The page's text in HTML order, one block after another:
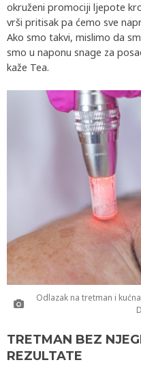
okruženi promociji ljepote
vrši pritisak pa ćemo sve
Ako smo takvi, mislimo da
smo u naponu snage za
kaže Tea.
Odlazak na tretman i
TRETMAN BEZ
REZULTATE